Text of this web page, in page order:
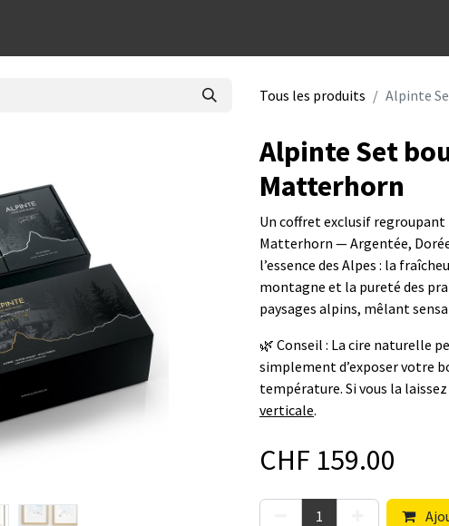
Tous les produits Alpinte
Alpinte Set
Matterhorn
Un coffret exclusif
Matterhorn — Argentée,
l’essence des Alpes : la
montagne et la pureté des
paysages alpins, mêlant
🌿 Conseil : La cire naturelle
simplement d’exposer votre
température. Si vous la
verticale.
CHF 159.00